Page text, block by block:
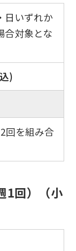
いずれか
合対象とな
)
回を組み合
1回）（小